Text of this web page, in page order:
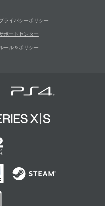
プライバシーポリシー
ポートセンター
ルール＆ポリシー